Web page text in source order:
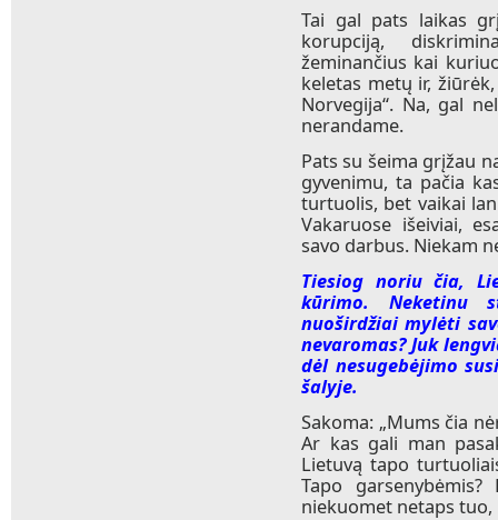
Tai gal pats laikas
korupciją,
žeminančius kai
keletas metų ir,
Norvegija“. Na, gal
nerandame.
Pats su šeima grįžau
gyvenimu, ta pačia
turtuolis, bet vaikai
Vakaruose išeiviai,
savo darbus. Niekam
Tiesiog noriu čia,
kūrimo. Neketinu
nuoširdžiai mylėti
nevaromas? Juk
dėl nesugebėjimo
šalyje.
Sakoma: „Mums čia
Ar kas gali man
Lietuvą tapo
Tapo
niekuomet netaps tuo,